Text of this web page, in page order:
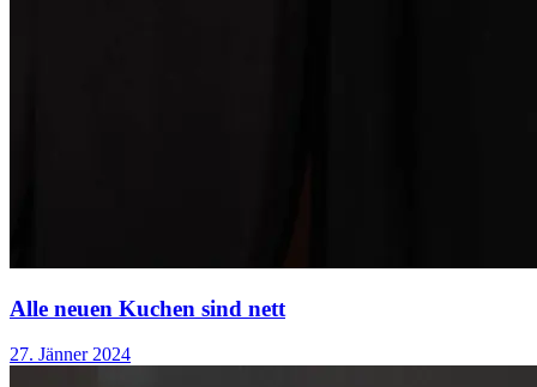
Alle neuen Kuchen sind nett
27. Jänner 2024